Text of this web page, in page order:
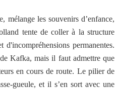
mélange les souvenirs d’enfance,
tente de coller à la structure
permanentes.
Kafka, mais il faut admettre que
en cours de route. Le pilier de
gueule, et il s’en sort avec une